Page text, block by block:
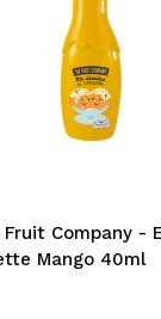
Fruit Company -
Mango 40ml